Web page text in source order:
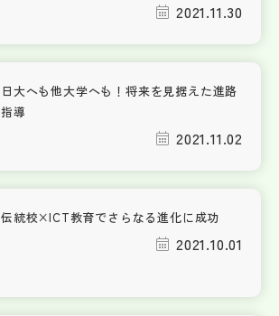
2021.11.30
日大へも他大学へも！将来を見据えた進路
指導
2021.11.02
伝統校×ICT教育でさらなる進化に成功
2021.10.01